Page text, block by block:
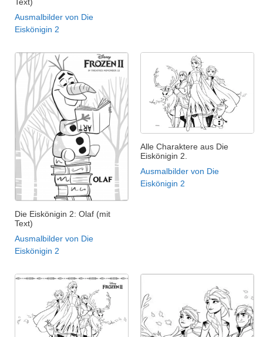
Text)
Ausmalbilder von Die
Eiskönigin 2
Die Eiskönigin 2: Olaf (mit
Text)
Ausmalbilder von Die
Eiskönigin 2
Alle Charaktere aus Die
Eiskönigin 2.
Ausmalbilder von Die
Eiskönigin 2